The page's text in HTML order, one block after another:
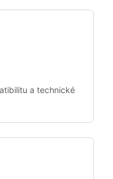
a technické